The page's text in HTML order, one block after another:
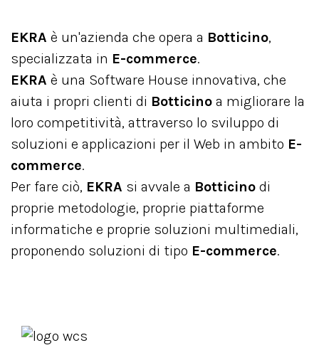
EKRA è un'azienda che opera a Botticino,
specializzata in E-commerce.
EKRA è una Software House innovativa, che
aiuta i propri clienti di Botticino a migliorare la
loro competitività, attraverso lo sviluppo di
soluzioni e applicazioni per il Web in ambito E-
commerce.
Per fare ciò, EKRA si avvale a Botticino di
proprie metodologie, proprie piattaforme
informatiche e proprie soluzioni multimediali,
proponendo soluzioni di tipo E-commerce.